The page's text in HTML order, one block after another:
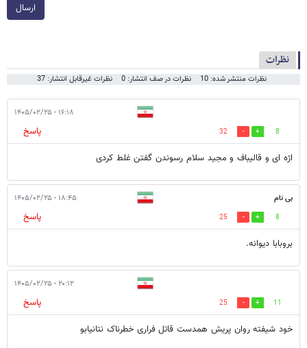
ارسال
نظرات
نظرات منتشر شده: 10 نظرات در صف انتشار: 0 نظرات غیرقابل انتشار: 37
۱۶:۱۸ - ۱۴۰۵/۰۲/۲۵
8
32
پاسخ
اژه ای و قالیباف و مجید سلام رسوندن گفتن غلط کردی
بی نام ۱۸:۴۵ - ۱۴۰۵/۰۲/۲۵
8
25
پاسخ
بروبابا دیوانه.
۲۰:۱۲ - ۱۴۰۵/۰۲/۲۵
11
25
پاسخ
خود شیفته روان پریش همدست قاتل فراری خطرناک نتانیابو